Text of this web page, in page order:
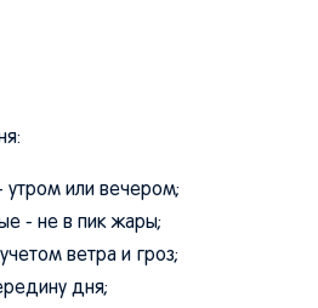
утром или вечером;
- не в пик жары;
ветра и гроз;
дня;